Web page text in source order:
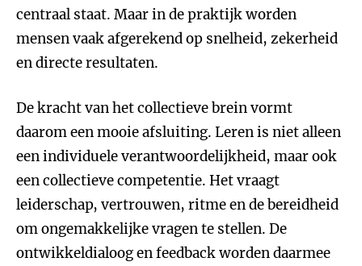
centraal staat. Maar in de praktijk worden
mensen vaak afgerekend op snelheid, zekerheid
en directe resultaten.
De kracht van het collectieve brein vormt
daarom een mooie afsluiting. Leren is niet alleen
een individuele verantwoordelijkheid, maar ook
een collectieve competentie. Het vraagt
leiderschap, vertrouwen, ritme en de bereidheid
om ongemakkelijke vragen te stellen. De
ontwikkeldialoog en feedback worden daarmee